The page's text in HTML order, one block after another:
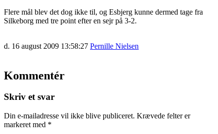
Flere mål blev det dog ikke til, og Esbjerg kunne dermed tage fra
Silkeborg med tre point efter en sejr på 3-2.
d. 16 august 2009 13:58:27 Pernille Nielsen
Kommentér
Skriv et svar
Din e-mailadresse vil ikke blive publiceret. Krævede felter er
markeret med *